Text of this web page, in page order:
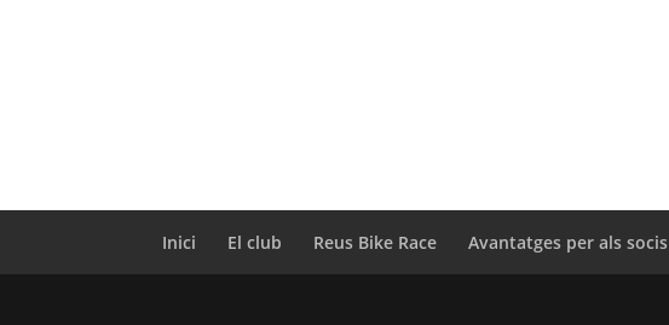
Inici El club Reus Bike Race Avantatges per als socis